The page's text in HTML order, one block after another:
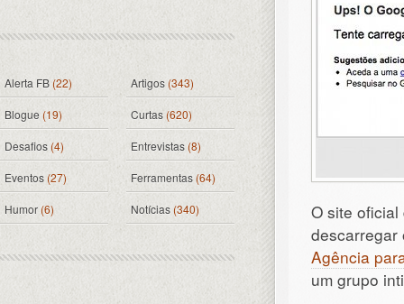
O site
descarregar
Agência
um grupo
Alerta FB(22) Artigos (343)
Blogue (19) Curtas (620)
Desafios (4) Entrevistas (8)
Eventos(27) Ferramentas(64)
Humor (6) Notícias(340)